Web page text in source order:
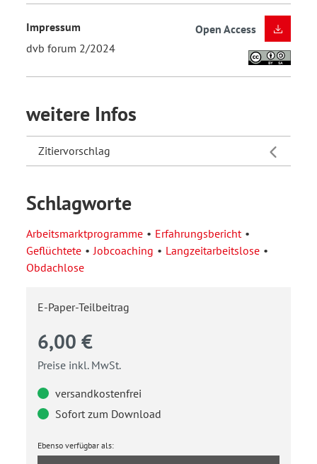
Impressum
dvb forum 2/2024
Open Access
weitere Infos
Zitiervorschlag
Schlagworte
Arbeitsmarktprogramme
Erfahrungsbericht
Geflüchtete
Jobcoaching
Langzeitarbeitslose
Obdachlose
E-Paper-Teilbeitrag
6,00 €
Preise inkl. MwSt.
versandkostenfrei
Sofort zum Download
Ebenso verfügbar als: